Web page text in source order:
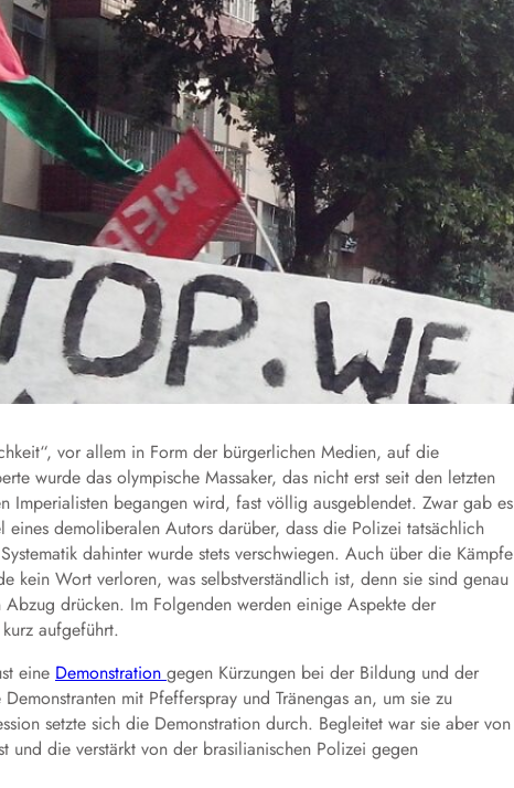
vor allem in Form der bürgerlichen Medien, auf die
wurde das olympische Massaker, das nicht erst seit den letzten
Imperialisten begangen wird, fast völlig ausgeblendet. Zwar gab es
demoliberalen Autors darüber, dass die Polizei tatsächlich
dahinter wurde stets verschwiegen. Auch über die Kämpfe
kein Wort verloren, was selbstverständlich ist, denn sie sind genau
drücken. Im Folgenden werden einige Aspekte der
aufgeführt.
eine Demonstration gegen Kürzungen bei der Bildung und der
mit Pfefferspray und Tränengas an, um sie zu
setzte sich die Demonstration durch. Begleitet war sie aber von
und die verstärkt von der brasilianischen Polizei gegen